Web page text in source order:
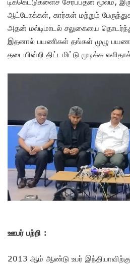
ஆட்டோக்கள், கார்கள் மற்றும்
அதன் மல்டிமாடல் சலுகையை தொடர்ந்து
இதனால் பயணிகள் தங்கள் முழு
தடையின்றி திட்டமிட்டு முடிக்க
ஊபர் பற்றி :
2013 ஆம் ஆண்டு உபர் இந்தியாவிற்கு